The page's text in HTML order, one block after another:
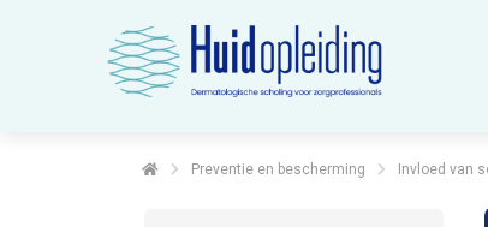
Preventie en bescherming Invloed van